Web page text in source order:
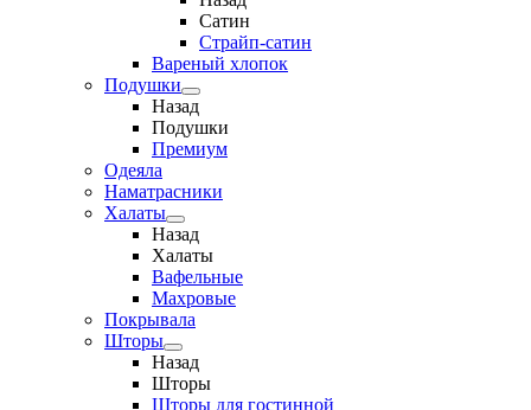
Сатин
Страйп-сатин
Вареный хлопок
Подушки
Назад
Подушки
Премиум
Одеяла
Наматрасники
Халаты
Назад
Халаты
Вафельные
Махровые
Покрывала
Шторы
Назад
Шторы
Шторы для гостинной